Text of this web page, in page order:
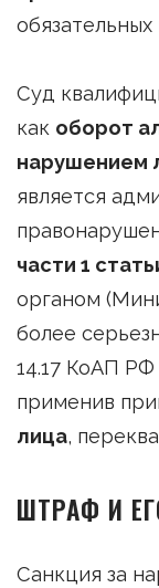
Суд
как оборот
нарушением
является
части 1
органом
более
14.17 КоАП РФ
применив
лица,
ШТРАФ И
Санкция за